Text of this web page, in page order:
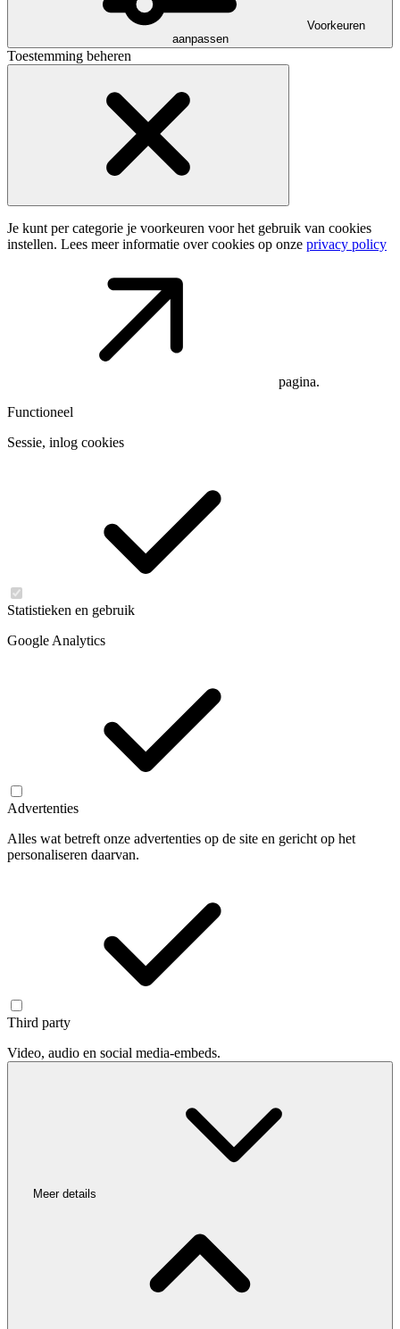
Voorkeuren
aanpassen
Toestemming beheren
Je kunt per categorie je voorkeuren voor het gebruik van cookies
instellen. Lees meer informatie over cookies op onze privacy policy
pagina.
Functioneel
Sessie, inlog cookies
Statistieken en gebruik
Google Analytics
Advertenties
Alles wat betreft onze advertenties op de site en gericht op het
personaliseren daarvan.
Third party
Video, audio en social media-embeds.
Meer details